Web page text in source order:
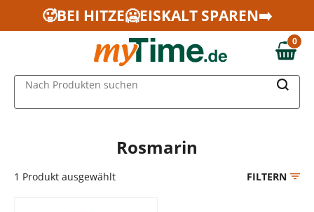
Zum Hauptinhalt springen
Zur Navigation springen
Zur Suche springen
🥵BEI HITZE🥶EISKALT SPAREN➡️
0,00 €
0
Nach Produkten suchen
Rosmarin
1 Produkt ausgewählt FILTERN